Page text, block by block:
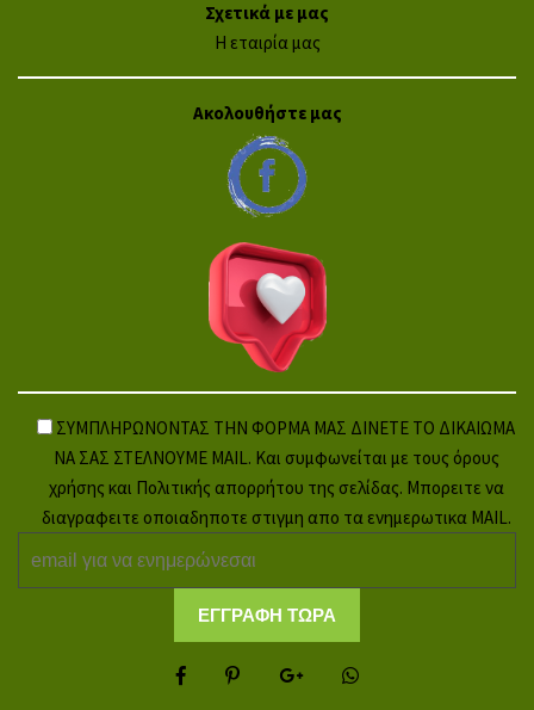
Σχετικά με μας
Η εταιρία μας
Ακολουθήστε μας
ΣΥΜΠΛΗΡΩΝΟΝΤΑΣ ΤΗΝ ΦΟΡΜΑ ΜΑΣ ΔΙΝΕΤΕ ΤΟ ΔΙΚΑΙΩΜΑ
ΝΑ ΣΑΣ ΣΤΕΛΝΟΥΜΕ MAIL. Και συμφωνείται με τους όρους
χρήσης και Πολιτικής απορρήτου της σελίδας. Μπορειτε να
διαγραφειτε οποιαδηποτε στιγμη απο τα ενημερωτικα MAIL.